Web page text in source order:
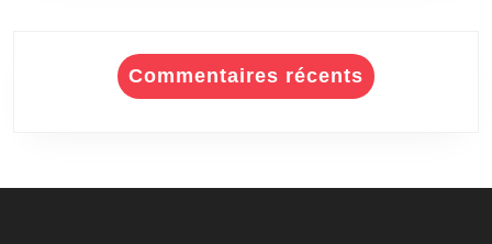
Commentaires récents